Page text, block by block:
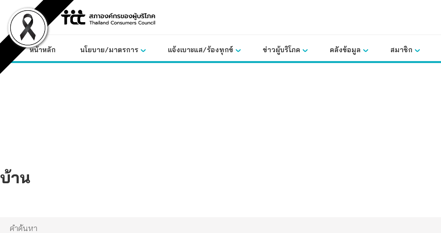
content
หน้าหลัก นโยบาย/มาตรการ แจ้งเบาะแส/ร้องทุกข์ ข่าวผู้บริโภค คลังข้อมูล สมาชิก
บ้าน